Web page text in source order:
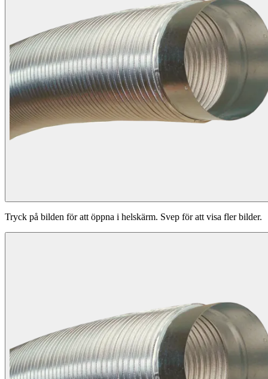
Tryck på bilden för att öppna i helskärm. Svep för att visa fler bilder.